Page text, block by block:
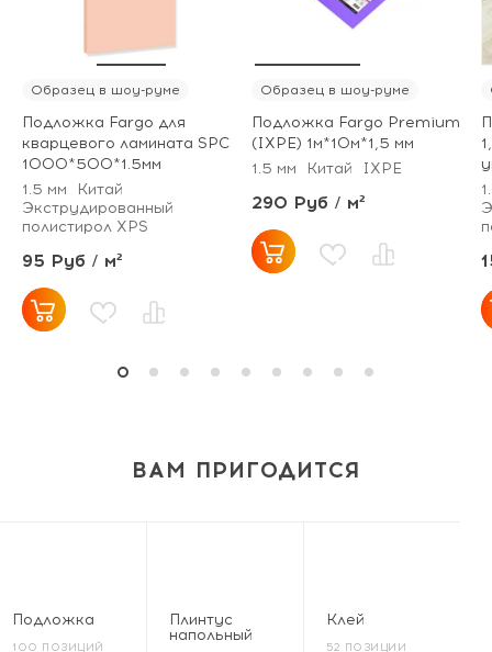
Образец в шоу-руме
Подложка Fargo для
кварцевого ламината SPC
1000*500*1.5мм
1.5 мм
Китай
Экструдированный
полистирол XPS
95 Руб / м²
Образец в шоу-руме
Подложка Fargo Premium
(IXPE) 1м*10м*1,5 мм
1.5 мм
Китай IXPE
290 Руб / м²
ВАМ ПРИГОДИТСЯ
Подложка
100 ПОЗИЦИЙ
Плинтус
напольный
Клей
52 ПОЗИЦИИ